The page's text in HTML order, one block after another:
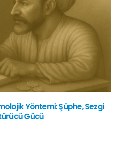
Yöntemi: Şüphe, Sezgi
Gücü